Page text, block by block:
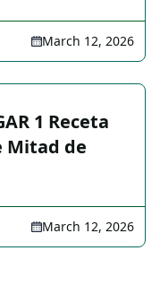
March 12, 2026
1 Receta
Mitad de
March 12, 2026